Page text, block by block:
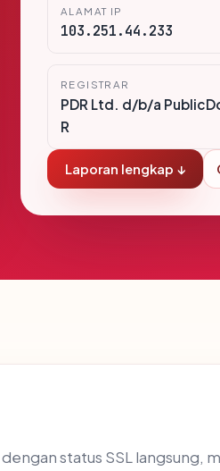
ALAMAT IP
103.251.44.233
REGISTRAR
PDR Ltd. d/b/a
R
Laporan lengkap ↓
status SSL langsung,